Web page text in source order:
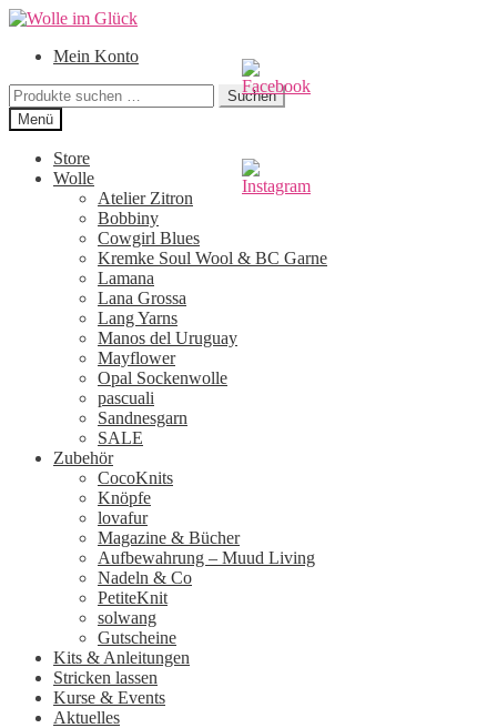
Zur
springen
Zum
springenMein Konto
Suchen
nach:
Suchen
Menü
Store
Wolle
Atelier Zitron
Bobbiny
Cowgirl Blues
Kremke Soul Wool & BC Garne
Lamana
Lana Grossa
Lang Yarns
Manos del Uruguay
Mayflower
Opal Sockenwolle
pascuali
Sandnesgarn
SALE
Zubehör
CocoKnits
Knöpfe
lovafur
Magazine & Bücher
Aufbewahrung – Muud Living
Nadeln & Co
PetiteKnit
solwang
Gutscheine
Kits & Anleitungen
Stricken lassen
Kurse & Events
Aktuelles